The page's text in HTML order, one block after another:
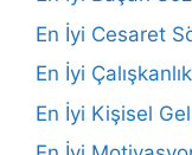
En İyi Cesaret
En İyi
En İyi Kişisel